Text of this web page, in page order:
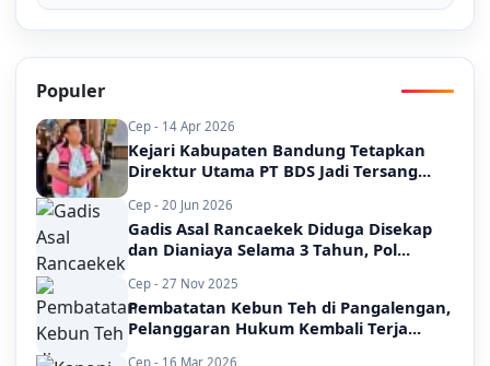
Populer
Cep - 14 Apr 2026
Kejari Kabupaten Bandung Tetapkan
Direktur Utama PT BDS Jadi Tersang...
Cep - 20 Jun 2026
Gadis Asal Rancaekek Diduga Disekap
dan Dianiaya Selama 3 Tahun, Pol...
Cep - 27 Nov 2025
Pembatatan Kebun Teh di Pangalengan,
Pelanggaran Hukum Kembali Terja...
Cep - 16 Mar 2026